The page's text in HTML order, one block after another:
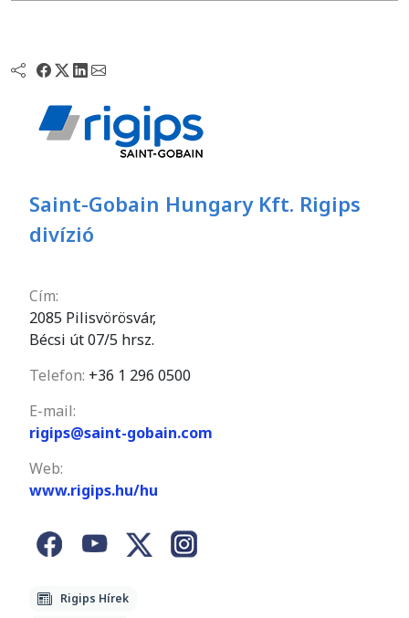
Saint-Gobain Hungary Kft. Rigips
divízió
Cím:
2085 Pilisvörösvár,
Bécsi út 07/5 hrsz.
Telefon: +36 1 296 0500
E-mail:
rigips@saint-gobain.com
Web:
www.rigips.hu/hu
Rigips Hírek